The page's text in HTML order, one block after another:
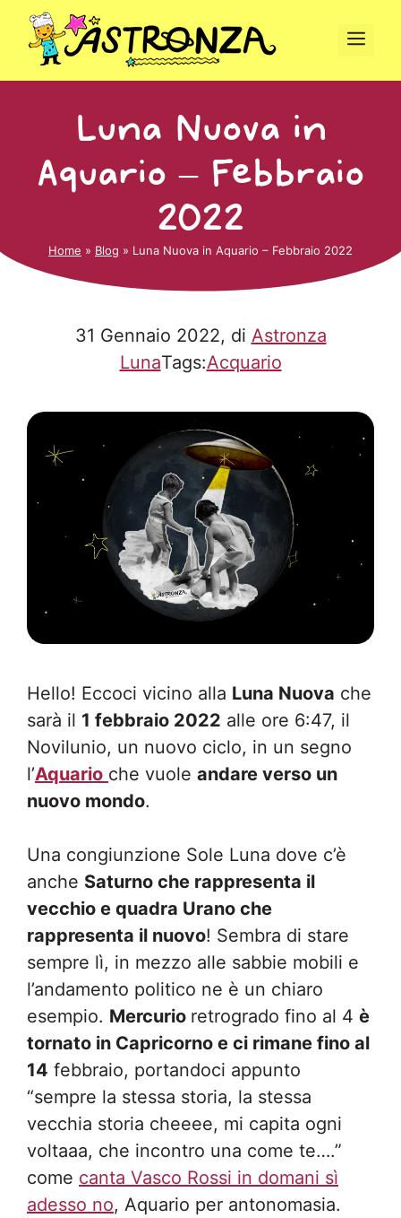
contenuto
Luna Nuova in
Aquario – Febbraio
2022
Home » Blog » Luna Nuova in Aquario – Febbraio 2022
31 Gennaio 2022, di Astronza
LunaTags:Acquario
Hello! Eccoci vicino alla Luna Nuova che
sarà il 1 febbraio 2022 alle ore 6:47, il
Novilunio, un nuovo ciclo, in un segno
l’Aquario che vuole andare verso un
nuovo mondo.
Una congiunzione Sole Luna dove c’è
anche Saturno che rappresenta il
vecchio e quadra Urano che
rappresenta il nuovo! Sembra di stare
sempre lì, in mezzo alle sabbie mobili e
l’andamento politico ne è un chiaro
esempio. Mercurio retrogrado fino al 4 è
tornato in Capricorno e ci rimane fino al
14 febbraio, portandoci appunto
“sempre la stessa storia, la stessa
vecchia storia cheeee, mi capita ogni
voltaaa, che incontro una come te….”
come canta Vasco Rossi in domani sì
adesso no, Aquario per antonomasia.